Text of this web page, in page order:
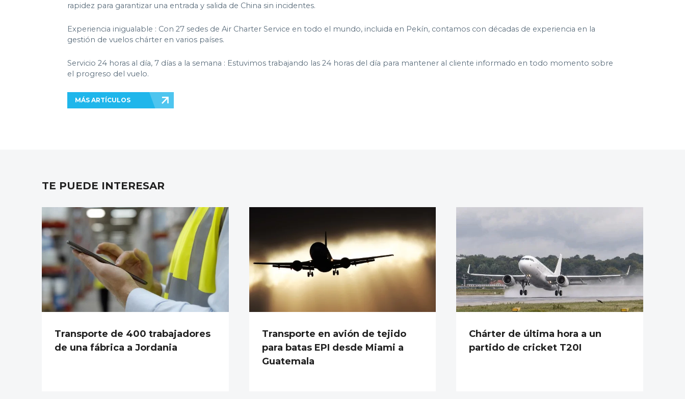
rapidez para garantizar una entrada y salida de China sin incidentes.
Experiencia inigualable : Con 27 sedes de Air Charter Service en todo el mundo, incluida en Pekín, contamos con décadas de experiencia en la
gestión de vuelos chárter en varios países.
Servicio 24 horas al día, 7 días a la semana : Estuvimos trabajando las 24 horas del día para mantener al cliente informado en todo momento sobre
el progreso del vuelo.
MÁS ARTÍCULOS
TE PUEDE INTERESAR
Transporte de 400 trabajadores
de una fábrica a Jordania
Transporte en avión de tejido
para batas EPI desde Miami a
Guatemala
Chárter de última hora a un
partido de cricket T20I